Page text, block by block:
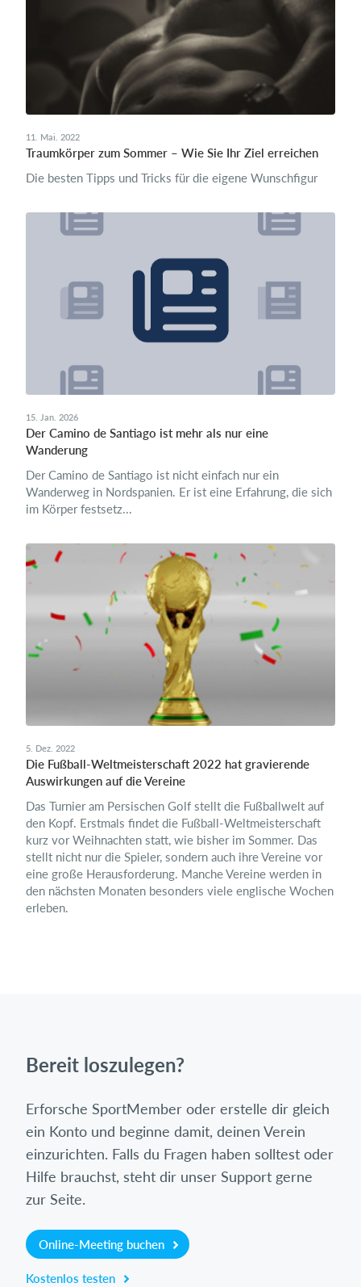
11. Mai. 2022
Traumkörper zum Sommer – Wie Sie Ihr Ziel erreichen
Die besten Tipps und Tricks für die eigene Wunschfigur
15. Jan. 2026
Der Camino de Santiago ist mehr als nur eine
Wanderung
Der Camino de Santiago ist nicht einfach nur ein
Wanderweg in Nordspanien. Er ist eine Erfahrung, die sich
im Körper festsetz...
5. Dez. 2022
Die Fußball-Weltmeisterschaft 2022 hat gravierende
Auswirkungen auf die Vereine
Das Turnier am Persischen Golf stellt die Fußballwelt auf
den Kopf. Erstmals findet die Fußball-Weltmeisterschaft
kurz vor Weihnachten statt, wie bisher im Sommer. Das
stellt nicht nur die Spieler, sondern auch ihre Vereine vor
eine große Herausforderung. Manche Vereine werden in
den nächsten Monaten besonders viele englische Wochen
erleben.
Bereit loszulegen?
Erforsche SportMember oder erstelle dir gleich
ein Konto und beginne damit, deinen Verein
einzurichten. Falls du Fragen haben solltest oder
Hilfe brauchst, steht dir unser Support gerne
zur Seite.
Online-Meeting buchen
Kostenlos testen